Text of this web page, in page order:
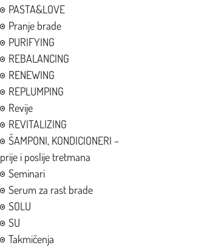
PASTA&LOVE
Pranje brade
PURIFYING
REBALANCING
RENEWING
REPLUMPING
Revije
REVITALIZING
ŠAMPONI, KONDICIONERI –
prije i poslije tretmana
Seminari
Serum za rast brade
SOLU
SU
Takmičenja